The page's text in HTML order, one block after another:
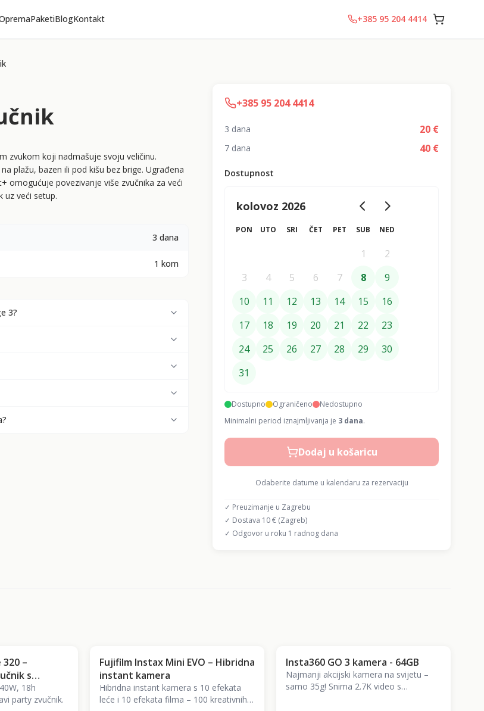
PaketiBlogKontakt +385 95 204 4414
zvukom koji nadmašuje svoju veličinu.
plažu, bazen ili pod kišu bez brige. Ugrađena
omogućuje povezivanje više zvučnika za veći
uz veći setup.
3 dana
1 kom
3?
+385 95 204 4414
3 dana 20 €
7 dana 40 €
Dostupnost
kolovoz 2026
PON UTO SRI ČET PET SUB NED
1
2
3
4 5 6 7 8
9
10
11 12 13 14 15
16
17
18 19 20 21 22
23
24
25 26 27 28 29
30
31
Dostupno Ograničeno
Nedostupno
Minimalni period iznajmljivanja je 3 dana.
Dodaj u košaricu
Odaberite datume u kalendaru za rezervaciju
✓ Preuzimanje u Zagrebu
✓ Dostava 10 € (Zagreb)
✓ Odgovor u roku 1 radnog dana
320 –
s
18h
party zvučnik.
Fujifilm Instax Mini EVO – Hibridna
instant kamera
Hibridna instant kamera s 10 efekata
leće i 10 efekata filma – 100 kreativnih
Insta360 GO 3 kamera - 64GB
Najmanji akcijski kamera na svijetu –
samo 35g! Snima 2.7K video s